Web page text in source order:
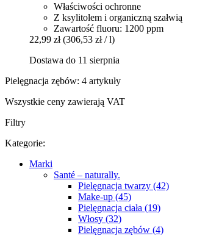
Właściwości ochronne
Z ksylitolem i organiczną szałwią
Zawartość fluoru: 1200 ppm
22,99 zł (306,53 zł / l)
Dostawa do 11 sierpnia
Pielęgnacja zębów: 4 artykuły
Wszystkie ceny zawierają VAT
Filtry
Kategorie:
Marki
Santé – naturally.
Pielęgnacja twarzy (42)
Make-up (45)
Pielęgnacja ciała (19)
Włosy (32)
Pielęgnacja zębów (4)